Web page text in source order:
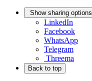
Show sharing options
LinkedIn
Facebook
WhatsApp
Telegram
Threema
Back to top